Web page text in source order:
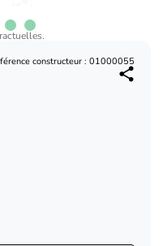
constructeur : 01000055